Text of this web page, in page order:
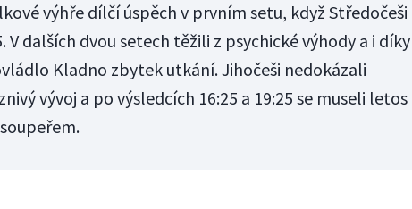
výhře dílčí úspěch v prvním setu, když Středočeši
V dalších dvou setech těžili z psychické výhody a i díky
Kladno zbytek utkání. Jihočeši nedokázali
vývoj a po výsledcích 16:25 a 19:25 se museli letos